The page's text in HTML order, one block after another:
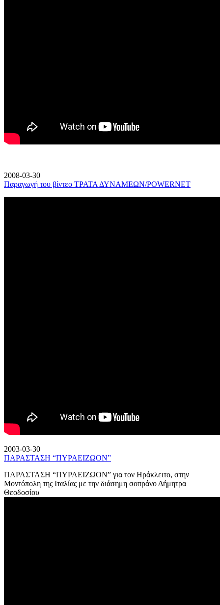
2008-03-30
Παραγωγή του βίντεο ΤΡΑΤΑ ΔΥΝΑΜΕΩΝ/POWERNET
2003-03-30
ΠΑΡΑΣΤΑΣΗ “ΠΥΡΑΕΙΖΩΟΝ”
ΠΑΡΑΣΤΑΣΗ “ΠΥΡΑΕΙΖΩΟΝ” για τον Ηράκλειτο, στην
Μοντόπολη της Ιταλίας με την διάσημη σοπράνο Δήμητρα
Θεοδοσίου